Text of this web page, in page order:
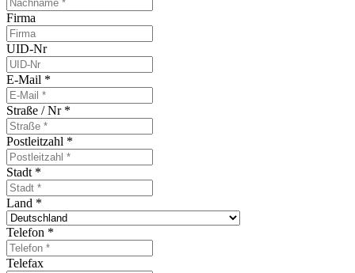
Firma
UID-Nr
E-Mail *
Straße / Nr *
Postleitzahl *
Stadt *
Land *
Telefon *
Telefax